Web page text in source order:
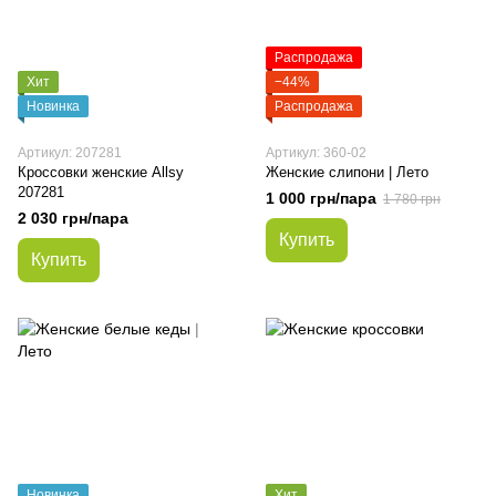
Хит
Новинка
Артикул: 207281
Кроссовки женские Allsy
207281
2 030 грн/пара
Купить
Распродажа
−44%
Распродажа
Артикул: 360-02
Женские слипони | Лето
1 000 грн/пара 1 780 грн
Купить